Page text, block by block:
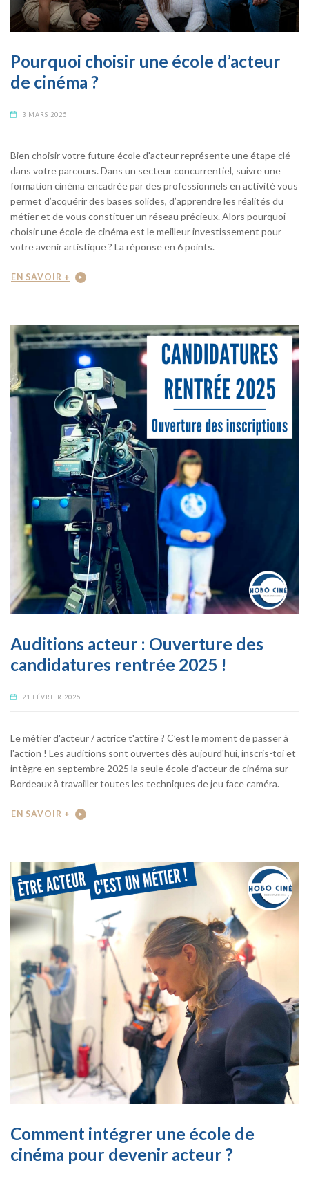
Pourquoi choisir une école d’acteur
de cinéma ?
3 MARS 2025
Bien choisir votre future école d'acteur représente une étape clé
dans votre parcours. Dans un secteur concurrentiel, suivre une
formation cinéma encadrée par des professionnels en activité vous
permet d’acquérir des bases solides, d’apprendre les réalités du
métier et de vous constituer un réseau précieux. Alors pourquoi
choisir une école de cinéma est le meilleur investissement pour
votre avenir artistique ? La réponse en 6 points.
EN SAVOIR +
Auditions acteur : Ouverture des
candidatures rentrée 2025 !
21 FÉVRIER 2025
Le métier d'acteur / actrice t'attire ? C’est le moment de passer à
l'action ! Les auditions sont ouvertes dès aujourd'hui, inscris-toi et
intègre en septembre 2025 la seule école d’acteur de cinéma sur
Bordeaux à travailler toutes les techniques de jeu face caméra.
EN SAVOIR +
Comment intégrer une école de
cinéma pour devenir acteur ?